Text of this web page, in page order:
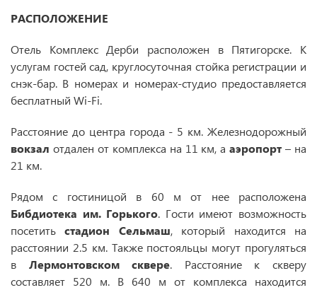
РАСПОЛОЖЕНИЕ
Отель Комплекс Дерби расположен в Пятигорске. К
услугам гостей сад, круглосуточная стойка регистрации и
снэк-бар. В номерах и номерах-студио предоставляется
бесплатный Wi-Fi.
Расстояние до центра города - 5 км. Железнодорожный
вокзал отдален от комплекса на 11 км, а аэропорт– на
21 км.
Рядом с гостиницой в 60 м от нее расположена
Бибдиотека им. Горького. Гости имеют возможность
посетитьстадион Сельмаш, который находится на
расстоянии 2.5 км. Также постояльцы могут прогуляться
в Лермонтовском сквере. Расстояние к скверу
составляет 520 м. В 640 м от комплекса находится